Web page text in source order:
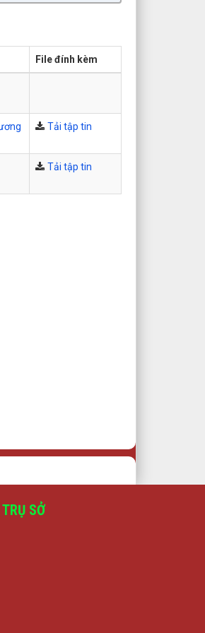
File đính kèm
Tải tập tin
Tải tập tin
SỞ